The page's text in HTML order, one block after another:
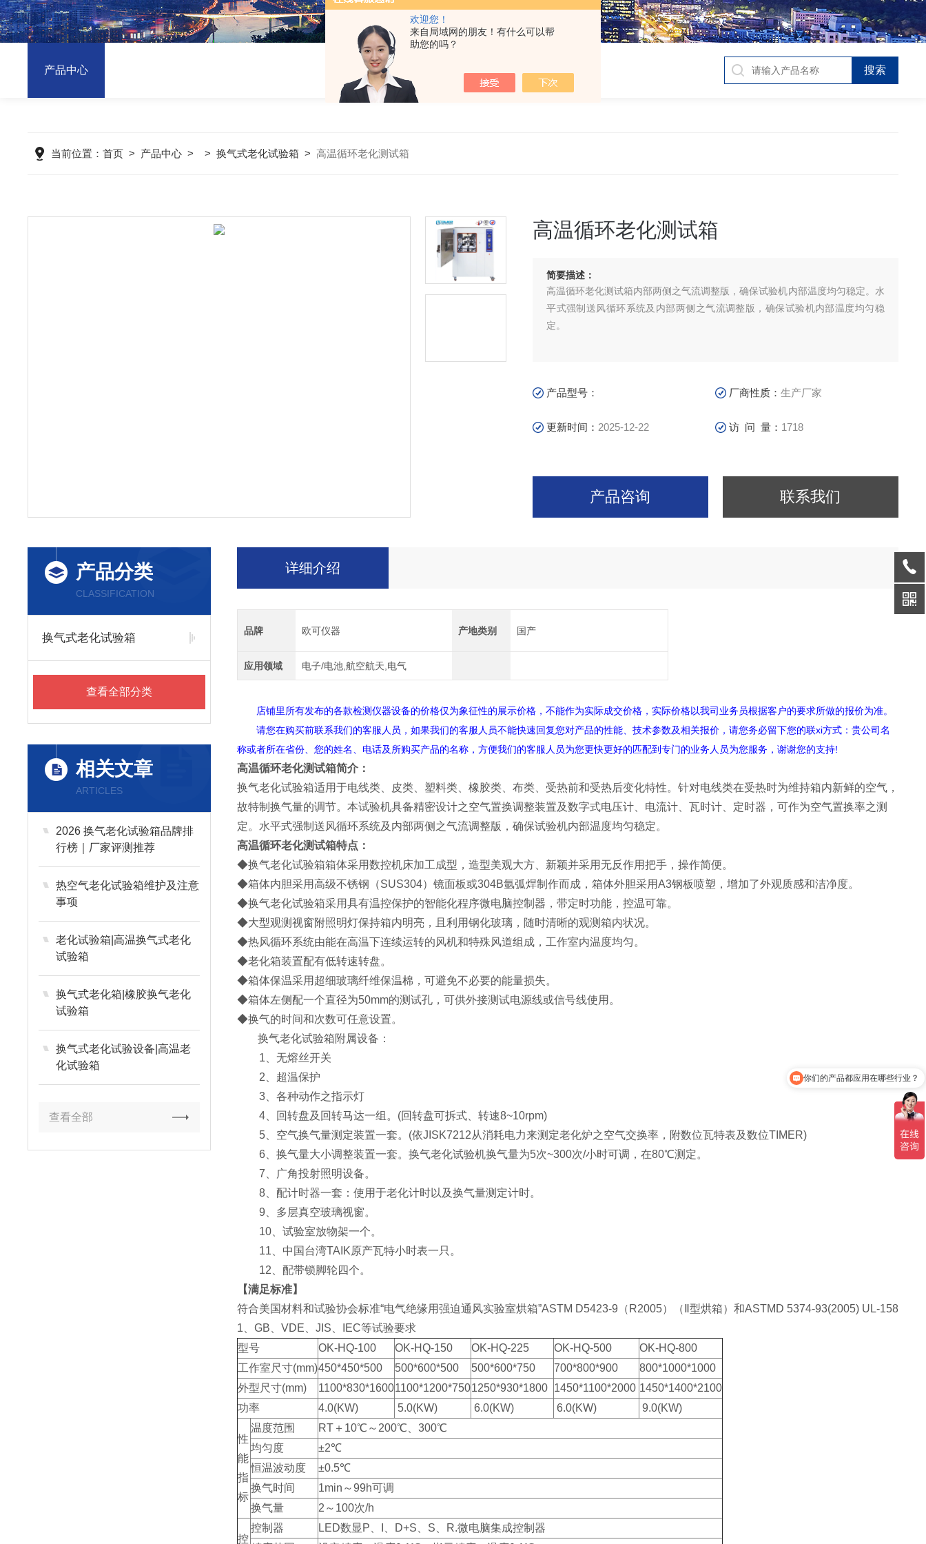
欢迎您！
来自局域网的朋友！有什么可以帮
助您的吗？
产品中心
当前位置：首页 > 产品中心 > >换气式老化试验箱 >高温循环老化测试箱
高温循环老化测试箱
简要描述：
高温循环老化测试箱内部两侧之气流调整版，确保试验机内部温度均匀稳定。水
平式强制送风循环系统及内部两侧之气流调整版，确保试验机内部温度均匀稳
定。
产品型号： 厂商性质：生产厂家
更新时间： 2025-12-22 访 问 量： 1718
产品咨询 联系我们
产品分类
CLASSIFICATION
换气式老化试验箱
查看全部分类
相关文章
ARTICLES
2026 换气老化试验箱品牌排
行榜｜厂家评测推荐
热空气老化试验箱维护及注意
事项
老化试验箱|高温换气式老化
试验箱
换气式老化箱|橡胶换气老化
试验箱
换气式老化试验设备|高温老
化试验箱
查看全部
详细介绍
品牌 欧可仪器 产地类别 国产
应用领域 电子/电池,航空航天,电气
店铺里所有发布的各款检测仪器设备的价格仅为象征性的展示价格，不能作为实际成交价格，实际价格以我司业务员根据客户的要求所做的报价为准。
请您在购买前联系我们的客服人员，如果我们的客服人员不能快速回复您对产品的性能、技术参数及相关报价，请您务必留下您的联xi方式：贵公司名
称或者所在省份、您的姓名、电话及所购买产品的名称，方便我们的客服人员为您更快更好的匹配到专门的业务人员为您服务，谢谢您的支持!
高温循环老化测试箱简介：
换气老化试验箱适用于电线类、皮类、塑料类、橡胶类、布类、受热前和受热后变化特性。针对电线类在受热时为维持箱内新鲜的空气，
故特制换气量的调节。本试验机具备精密设计之空气置换调整装置及数字式电压计、电流计、瓦时计、定时器，可作为空气置换率之测
定。水平式强制送风循环系统及内部两侧之气流调整版，确保试验机内部温度均匀稳定。
高温循环老化测试箱特点：
◆换气老化试验箱箱体采用数控机床加工成型，造型美观大方、新颖并采用无反作用把手，操作简便。
◆箱体内胆采用高级不锈钢（SUS304）镜面板或304B氩弧焊制作而成，箱体外胆采用A3钢板喷塑，增加了外观质感和洁净度。
◆换气老化试验箱采用具有温控保护的智能化程序微电脑控制器，带定时功能，控温可靠。
◆大型观测视窗附照明灯保持箱内明亮，且利用钢化玻璃，随时清晰的观测箱内状况。
◆热风循环系统由能在高温下连续运转的风机和特殊风道组成，工作室内温度均匀。
◆老化箱装置配有低转速转盘。
◆箱体保温采用超细玻璃纤维保温棉，可避免不必要的能量损失。
◆箱体左侧配一个直径为50mm的测试孔，可供外接测试电源线或信号线使用。
◆换气的时间和次数可任意设置。
换气老化试验箱附属设备：
1、无熔丝开关
2、超温保护
3、各种动作之指示灯
4、回转盘及回转马达一组。(回转盘可拆式、转速8~10rpm)
5、空气换气量测定装置一套。(依JISK7212从消耗电力来测定老化炉之空气交换率，附数位瓦特表及数位TIMER)
6、换气量大小调整装置一套。换气老化试验机换气量为5次~300次/小时可调，在80℃测定。
7、广角投射照明设备。
8、配计时器一套：使用于老化计时以及换气量测定计时。
9、多层真空玻璃视窗。
10、试验室放物架一个。
11、中国台湾TAIK原产瓦特小时表一只。
12、配带锁脚轮四个。
【满足标准】
符合美国材料和试验协会标准“电气绝缘用强迫通风实验室烘箱”ASTM D5423-9（R2005）（Ⅱ型烘箱）和ASTMD 5374-93(2005) UL-158
1、GB、VDE、JIS、IEC等试验要求
型号
OK-HQ-100 OK-HQ-150 OK-HQ-225 OK-HQ-500
OK-HQ-800
工作室尺寸(mm)450*450*500 500*600*500 500*600*750 700*800*900
800*1000*1000
外型尺寸(mm)
1100*830*16001100*1200*7501250*930*1800 1450*1100*2000 1450*1400*2100
功率
4.0(KW) 5.0(KW) 6.0(KW) 6.0(KW) 9.0(KW)
性
能
指
标
温度范围
RT＋10℃～200℃、300℃
均匀度
±2℃
恒温波动度
±0.5℃
换气时间
1min～99h可调
换气量
2～100次/h
控
控制器
LED数显P、I、D+S、S、R.微电脑集成控制器
你们的产品都应用在哪些行业？